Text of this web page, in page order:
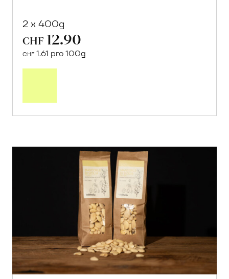
2 x 400g
CHF 12.90
CHF 1.61 pro 100g